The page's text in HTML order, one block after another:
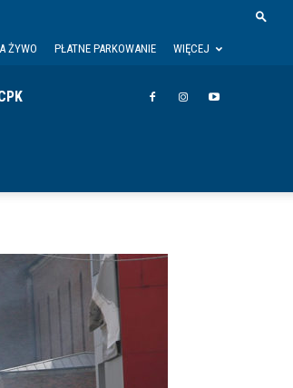
ŻYWO PŁATNE PARKOWANIE WIĘCEJ